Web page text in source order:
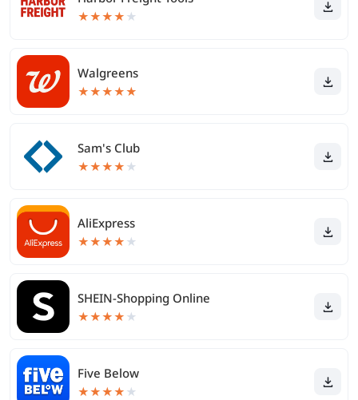
★★★★ ★
Walgreens
★★★★★
Sam's Club
★★★★ ★
AliExpress
★★★★ ★
SHEIN-Shopping Online
★★★★ ★
Five Below
★★★★ ★